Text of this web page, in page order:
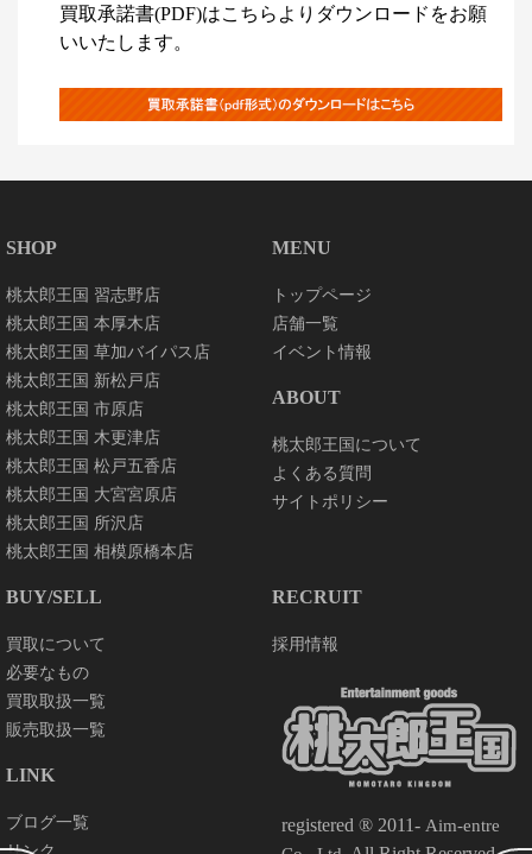
買取承諾書(PDF)はこちらよりダウンロードをお願
いいたします。
SHOP
桃太郎王国 習志野店
桃太郎王国 本厚木店
桃太郎王国 草加バイパス店
桃太郎王国 新松戸店
桃太郎王国 市原店
桃太郎王国 木更津店
桃太郎王国 松戸五香店
桃太郎王国 大宮宮原店
桃太郎王国 所沢店
桃太郎王国 相模原橋本店
MENU
トップページ
店舗一覧
イベント情報
ABOUT
桃太郎王国について
よくある質問
サイトポリシー
BUY/SELL
買取について
必要なもの
買取取扱一覧
販売取扱一覧
LINK
ブログ一覧
RECRUIT
採用情報
registered ® 2011- Aim-entre